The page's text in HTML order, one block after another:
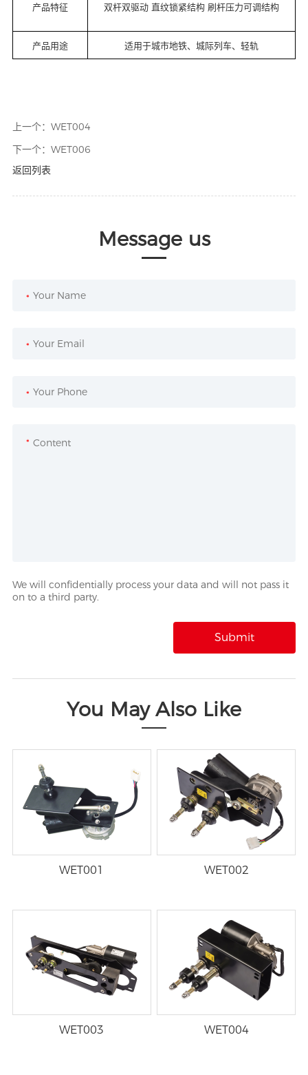
产品特征 双杆双驱动 直纹锁紧结构 刷杆压力可调结构
产品用途 适用于城市地铁、城际列车、轻轨
上一个： WET004
下一个： WET006
返回列表
Message us
*
*
*
*
We will confidentially process your data and will not pass it
on to a third party.
You May Also Like
WET001 WET002
WET003 WET004